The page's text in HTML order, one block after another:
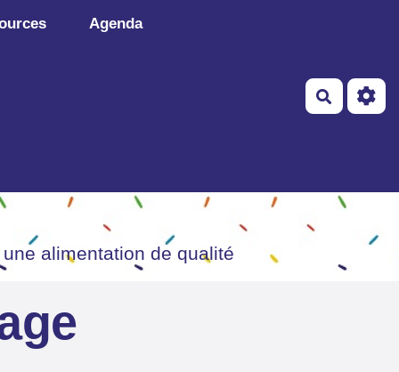
Agenda
alimentation de qualité